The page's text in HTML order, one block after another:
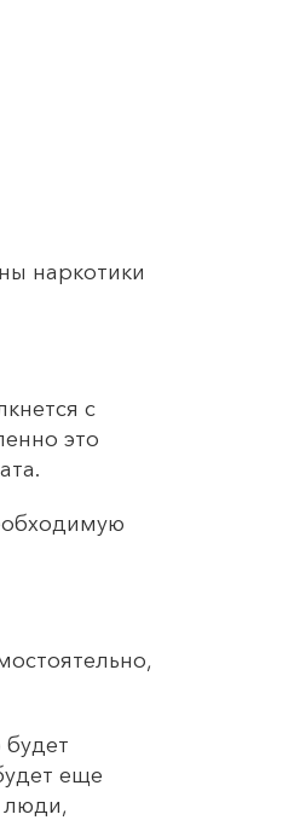
наркотики
с
это
еще
люди,